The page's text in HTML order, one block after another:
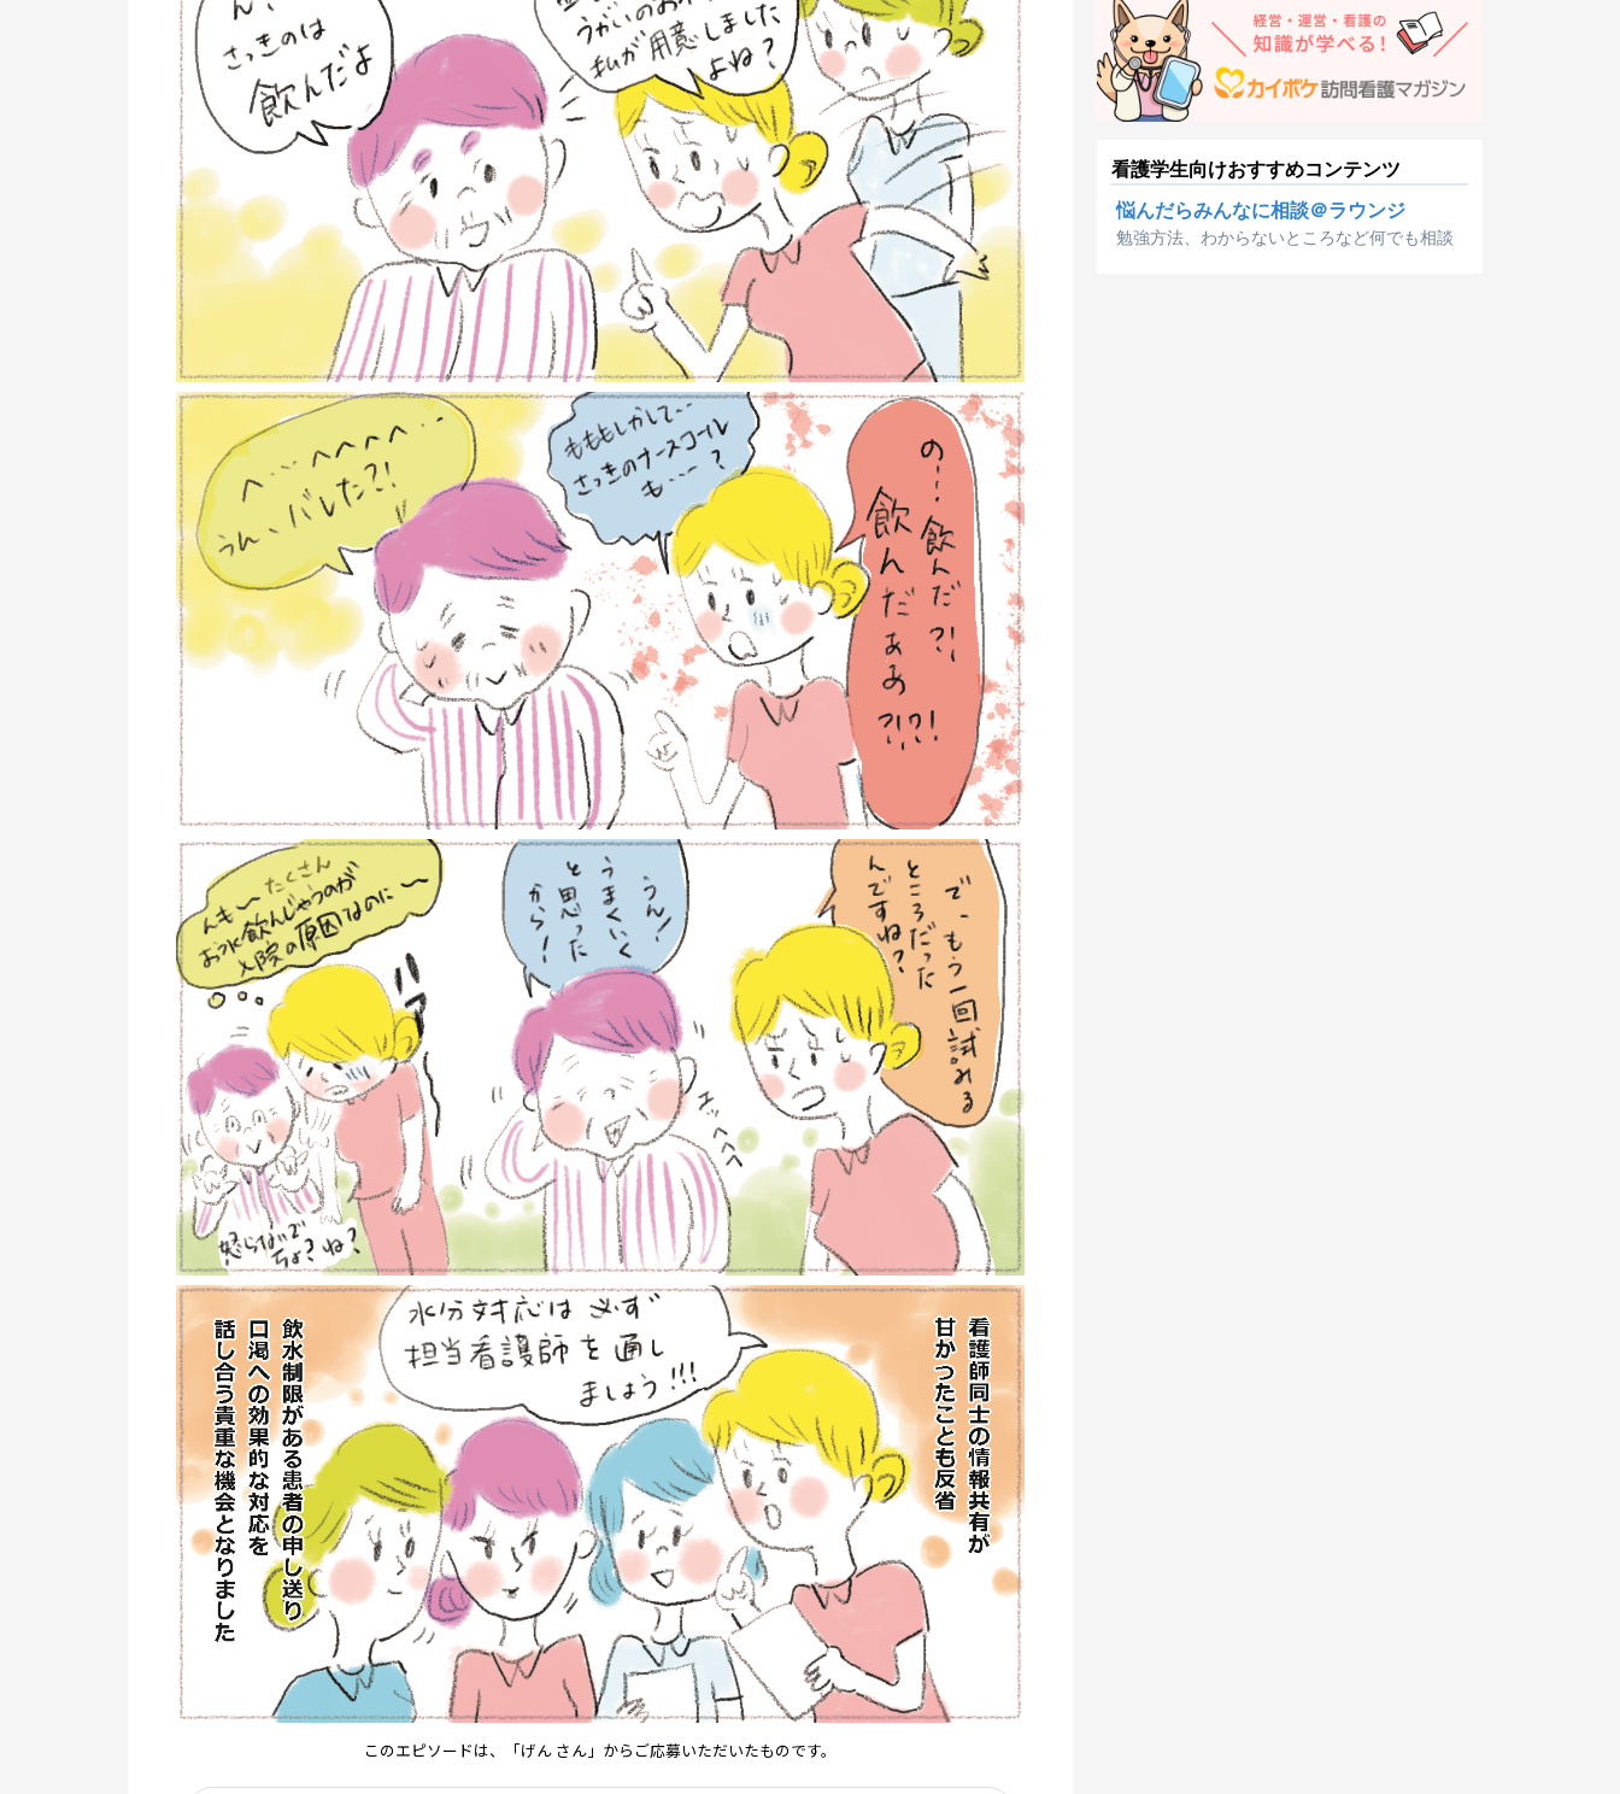
このエピソードは、「げん さん」からご応募いただいたものです。
看護学生向けおすすめコンテンツ
悩んだらみんなに相談＠ラウンジ
勉強方法、わからないところなど何でも相談